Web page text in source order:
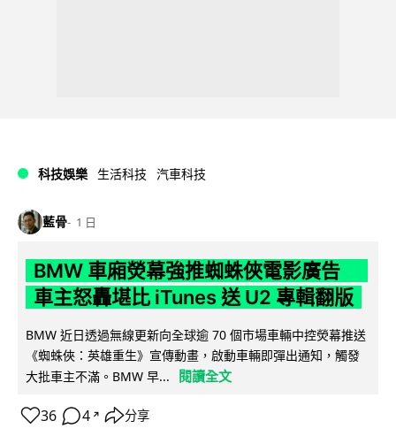
科技娛樂 生活科技 汽車科技
藍骨 1 日
BMW 車廂熒幕強推蜘蛛俠電影廣告
車主怒轟堪比 iTunes 送 U2 專輯翻版
BMW 近日透過無線更新向全球逾 70 個市場車輛中控熒幕推送
《蜘蛛俠：英雄重生》宣傳動畫，啟動車輛即彈出通知，觸發
大批車主不滿。BMW 早...
閱讀全文
36 4 ↗ 分享